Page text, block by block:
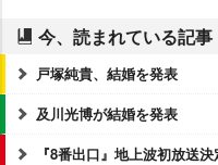
今、読まれている記事
戸塚純貴、結婚を発表
及川光博が結婚を発表
『8番出口』地上波初放送決